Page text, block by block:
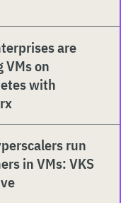
are
VMs on
with
run
in VMs: VKS